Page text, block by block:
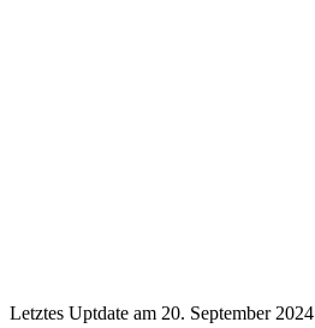
Letztes Uptdate am 20. September 2024